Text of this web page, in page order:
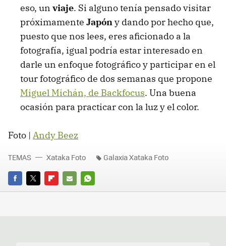
eso, un viaje. Si alguno tenía pensado visitar
próximamente Japóny dando por hecho que,
puesto que nos lees, eres aficionado a la
fotografía, igual podría estar interesado en
darle un enfoque fotográfico y participar en el
tour fotográfico de dos semanas que propone
Miguel Michán, de Backfocus. Una buena
ocasión para practicar con la luz y el color.
Foto | Andy Beez
FACEBOOK
TWITTERFLIPBOARD
E-
WHATSAPP
TEMAS Xataka Foto Galaxia Xataka Foto